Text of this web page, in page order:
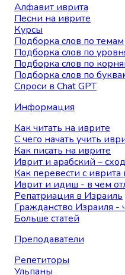
Алфавит иврита
Песни на иврите
Курсы
Подборка слов по темам
Подборка слов по
Подборка слов по
Подборка слов по
Спроси в Chat GPT
Информация
Как читать на иврите
С чего начать учить
Как писать на иврите
Иврит и арабский –
Как перевести с иврита
Иврит и идиш - в чем
Репатриация в Израиль
Гражданство Израиля -
Больше статей
Преподаватели
Репетиторы
Ульпаны